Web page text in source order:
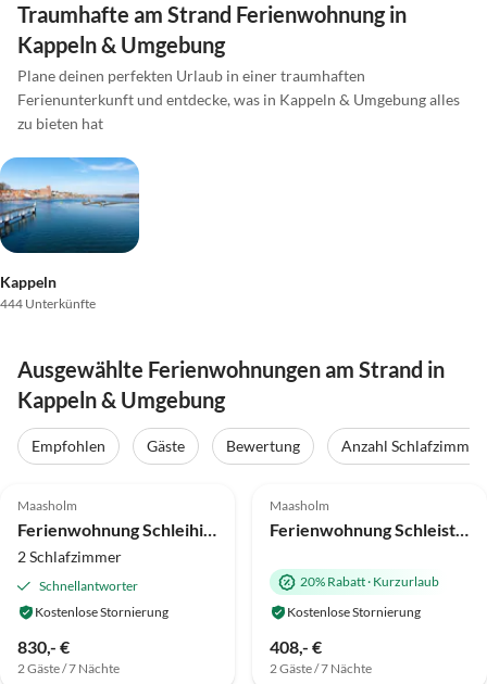
Traumhafte am Strand Ferienwohnung in
Kappeln & Umgebung
Plane deinen perfekten Urlaub in einer traumhaften
Ferienunterkunft und entdecke, was in Kappeln & Umgebung alles
zu bieten hat
Kappeln
444 Unterkünfte
Ausgewählte Ferienwohnungen am Strand in
Kappeln & Umgebung
Empfohlen Gäste Bewertung Anzahl Schlafzimmer
Super-Gastgeber
Top-Inserat
Maasholm
2 Schlafzimmer
Schnellantworter
Kostenlose Stornierung
830,- €
2 Gäste / 7 Nächte
Top-Inserat
Maasholm
20% Rabatt· Kurzurlaub
Kostenlose Stornierung
408,- €
2 Gäste / 7 Nächte